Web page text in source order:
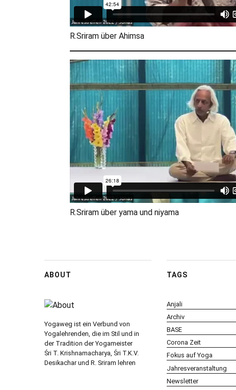
R.Sriram über Ahimsa
R.Sriram über yama und niyama
ABOUT
Yogaweg ist ein Verbund von
Yogalehrenden, die im Stil und in
der Tradition der Yogameister
Śri T. Krishnamacharya, Śri T.K.V.
Desikachar und R. Sriram lehren
TAGS
Anjali
Archiv
BASE
Corona Zeit
Fokus auf Yoga
Jahresveranstaltung
Newsletter